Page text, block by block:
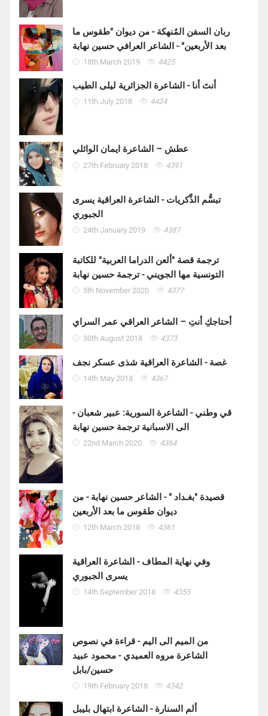
ربان السفن المُنهكة - من ديوان "طقوس ما
بعد الأربعين" - الشاعر العرافي حسين نهابة
18th March 2019 4425
أنتَ أنا - الشاعرة الجزائرية ليلى الطيب
11th July 2018 4424
عطش – الشاعرة ايمان الوائلي
27th February 2018 4391
تبسُّم الذِّكريات - الشاعرة العراقية يسرى
الجبوري
24th January 2019 4387
ترجمة قصة "ألعن الدراما العربية" للكاتبة
التونسية مها الجويني - ترجمة حسين نهابة
5th November 2020 4377
أحتاجكِ أنتِ – الشاعر العراقي عمر السراي
30th August 2018 4373
غصة - الشاعرة العراقية شذى عسكر نجف
14th May 2018 4367
قي وطني - الشاعرة السورية: عبير شعبان -
الى الاسبانية ترجمة حسين نهابة
22nd March 2020 4364
قصيدة "بغـداد " - الشاعر حسين نهابة - من
ديوان طقوس ما بعد الأربعين
12th March 2018 4361
وفي نهاية المطاف - الشاعرة العراقية
يسرى الجبوري
14th September 2018 4355
من الميم الى اليم - قراءة في نصوص
الشاعرة مروه العميدي - محمود عبيد
حسين/بابل
19th February 2018 4342
ألم السنارة - الشاعرة ابتهال بليبل